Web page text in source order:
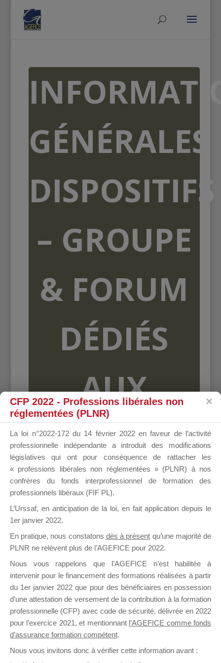
GÉNÉRALES
DISPOSITIFS
– GROUPE
& FORUM
DÉDIÉS
AUX
DE
Groupe Public
il y a 8 minutes
Ce groupe est destiné aux Organismes de
CFP 2022 - Professions libérales non
réglementées (PLNR)
La loi n°2022-172 du 14 février 2022 en faveur de l’activité
professionnelle indépendante a introduit des modifications
législatives qui ont pour conséquence de rattacher les
« professions libérales non réglementées » (PLNR) à nos
confrères du fonds interprofessionnel de formation des
professionnels libéraux (FIF PL).
L’Urssaf, en anticipation de la loi, en fait application depuis le
1er janvier 2022.
En pratique, nous constatons dès à présent qu’une majorité de
PLNR ne relèvent plus de l’AGEFICE pour 2022.
Nous vous rappelons que l’AGEFICE n’est habilitée à
intervenir pour le financement des formations réalisées à partir
du 1er janvier 2022 que pour des bénéficiaires en possession
d’une attestation de versement de la contribution à la formation
professionnelle (CFP) avec code de sécurité, délivrée en 2022
pour l’exercice 2021, et mentionnant l’AGEFICE comme fonds
d’assurance formation compétent.
Nous vous invitons donc à vérifier cette information avant :